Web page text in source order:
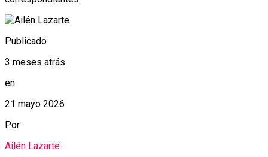
Publicado
3 meses atrás
en
21 mayo 2026
Por
Ailén Lazarte